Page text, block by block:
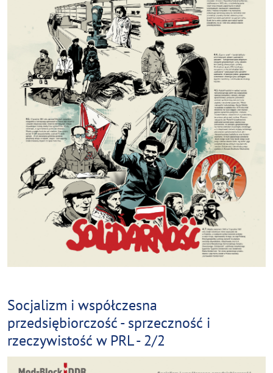
Socjalizm i współczesna
przedsiębiorczość - sprzeczność i
rzeczywistość w PRL - 2/2